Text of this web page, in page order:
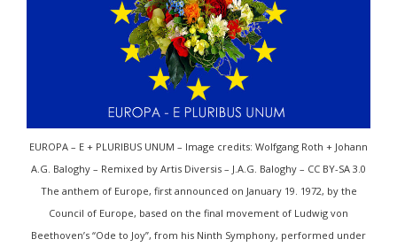
EUROPA – E + PLURIBUS UNUM – Image credits: Wolfgang Roth + Johann
A.G. Baloghy – Remixed by Artis Diversis – J.A.G. Baloghy – CC BY-SA 3.0
The anthem of Europe, first announced on January 19. 1972, by the
Council of Europe, based on the final movement of Ludwig von
Beethoven’s “Ode to Joy”, from his Ninth Symphony, performed under